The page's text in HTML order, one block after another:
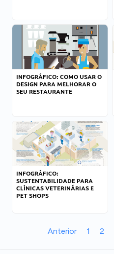
INFOGRÁFICO: COMO USAR O
DESIGN PARA MELHORAR O
SEU RESTAURANTE
INFOGRÁFICO:
SUSTENTABILIDADE PARA
CLÍNICAS VETERINÁRIAS E
PET SHOPS
Anterior 1 2